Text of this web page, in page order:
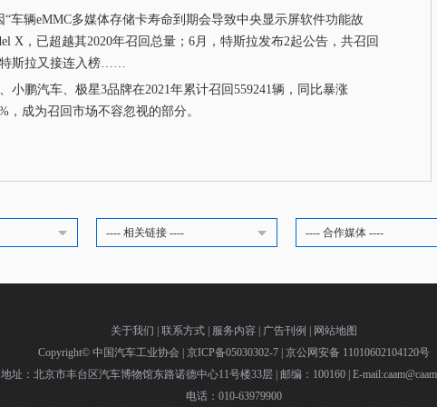
辆eMMC多媒体存储卡寿命到期会导致中央显示屏软件功能故
X，已超越其2020年召回总量；6月，特斯拉发布2起公告，共召回
特斯拉又接连入榜……
鹏汽车、极星3品牌在2021年累计召回559241辆，同比暴涨
，成为召回市场不容忽视的部分。
---- 相关链接 ---- ---- 合作媒体 ----
关于我们 联系方式 服务内容 广告刊例
网站地图
Copyright© 中国汽车工业协会 京ICP备05030302-7 京公网安备 11010602104120号
地址：北京市丰台区汽车博物馆东路诺德中心11号楼33层 邮编：100160 E-
电话：010-63979900